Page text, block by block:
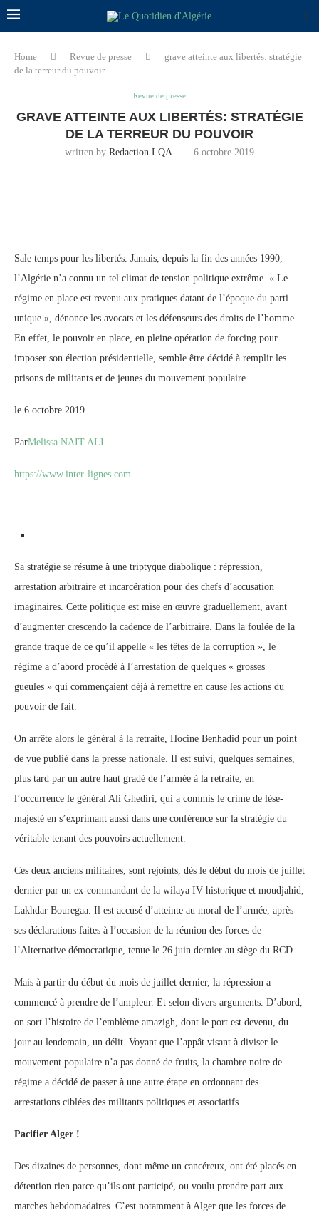
Home Revue de presse
grave atteinte aux libertés: stratégie
de la terreur du pouvoir
Revue de presse
GRAVE ATTEINTE AUX LIBERTÉS: STRATÉGIE
DE LA TERREUR DU POUVOIR
written by Redaction LQA 6 octobre 2019
Sale temps pour les libertés. Jamais, depuis la fin des années 1990,
l’Algérie n’a connu un tel climat de tension politique extrême. « Le
régime en place est revenu aux pratiques datant de l’époque du parti
unique », dénonce les avocats et les défenseurs des droits de l’homme.
En effet, le pouvoir en place, en pleine opération de forcing pour
imposer son élection présidentielle, semble être décidé à remplir les
prisons de militants et de jeunes du mouvement populaire.
le 6 octobre 2019
ParMelissa NAIT ALI
https://www.inter-lignes.com
Sa stratégie se résume à une triptyque diabolique : répression,
arrestation arbitraire et incarcération pour des chefs d’accusation
imaginaires. Cette politique est mise en œuvre graduellement, avant
d’augmenter crescendo la cadence de l’arbitraire. Dans la foulée de la
grande traque de ce qu’il appelle « les têtes de la corruption », le
régime a d’abord procédé à l’arrestation de quelques « grosses
gueules » qui commençaient déjà à remettre en cause les actions du
pouvoir de fait.
On arrête alors le général à la retraite, Hocine Benhadid pour un point
de vue publié dans la presse nationale. Il est suivi, quelques semaines,
plus tard par un autre haut gradé de l’armée à la retraite, en
l’occurrence le général Ali Ghediri, qui a commis le crime de lèse-
majesté en s’exprimant aussi dans une conférence sur la stratégie du
véritable tenant des pouvoirs actuellement.
Ces deux anciens militaires, sont rejoints, dès le début du mois de juillet
dernier par un ex-commandant de la wilaya IV historique et moudjahid,
Lakhdar Bouregaa. Il est accusé d’atteinte au moral de l’armée, après
ses déclarations faites à l’occasion de la réunion des forces de
l’Alternative démocratique, tenue le 26 juin dernier au siège du RCD.
Mais à partir du début du mois de juillet dernier, la répression a
commencé à prendre de l’ampleur. Et selon divers arguments. D’abord,
on sort l’histoire de l’emblème amazigh, dont le port est devenu, du
jour au lendemain, un délit. Voyant que l’appât visant à diviser le
mouvement populaire n’a pas donné de fruits, la chambre noire de
régime a décidé de passer à une autre étape en ordonnant des
arrestations ciblées des militants politiques et associatifs.
Pacifier Alger !
Des dizaines de personnes, dont même un cancéreux, ont été placés en
détention rien parce qu’ils ont participé, ou voulu prendre part aux
marches hebdomadaires. C’est notamment à Alger que les forces de